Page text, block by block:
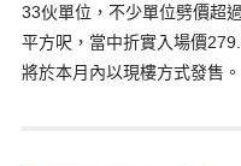
33伙單位，不少單位劈價超
平方呎，當中折實入場價
將於本月內以現樓方式發售。